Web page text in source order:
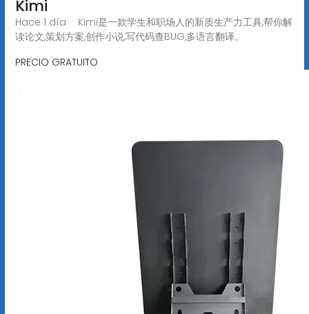
Kimi
Hace 1 día · Kimi是一款学生和职场人的新质生产力工具,帮你解
读论文,策划方案,创作小说,写代码查BUG,多语言翻译。
PRECIO GRATUITO